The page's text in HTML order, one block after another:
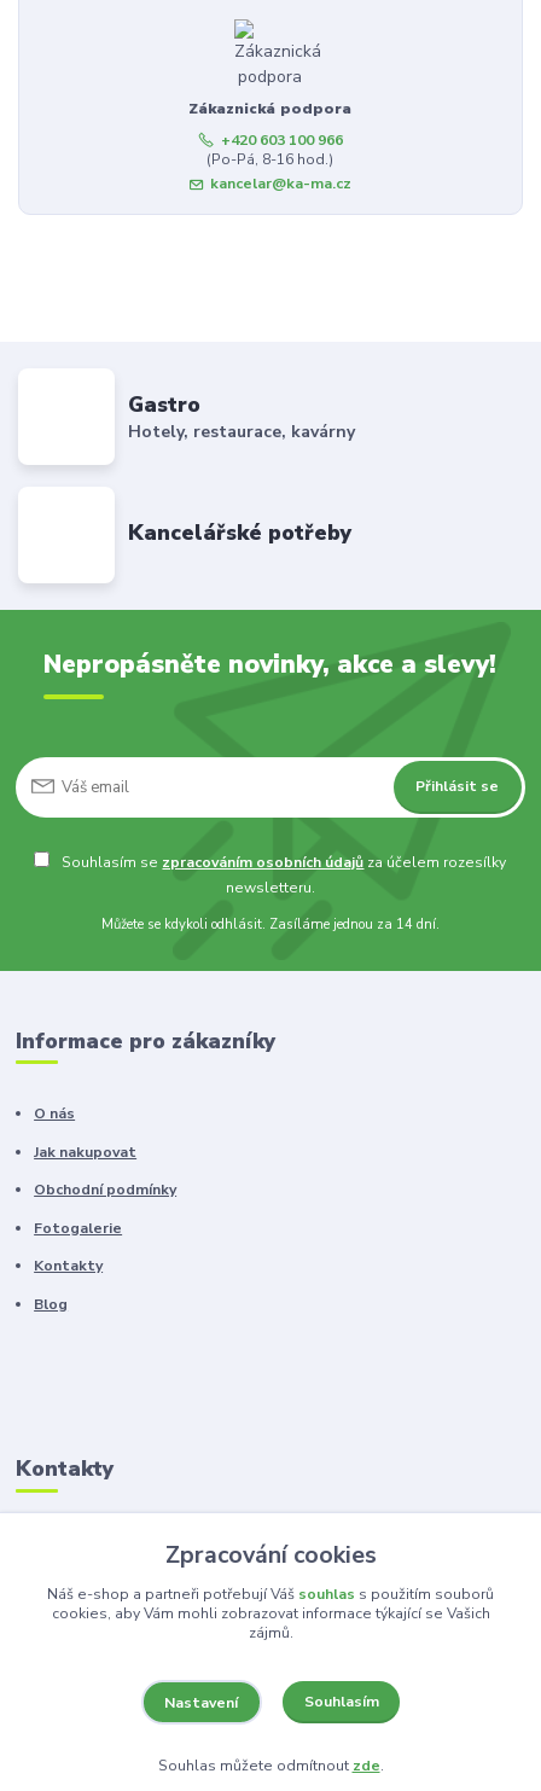
Zákaznická podpora
+420 603 100 966
(Po-Pá, 8-16 hod.)
kancelar@ka-ma.cz
Gastro
Hotely, restaurace, kavárny
Kancelářské potřeby
Nepropásněte novinky, akce a slevy!
Přihlásit se
Souhlasím se zpracováním osobních údajů za účelem rozesílky
newsletteru.
Můžete se kdykoli odhlásit. Zasíláme jednou za 14 dní.
Informace pro zákazníky
O nás
Jak nakupovat
Obchodní podmínky
Fotogalerie
Kontakty
Blog
Kontakty
Zákaznická podpora
+420 603 100 966
(Po-Pá, 8-16 hod.)
Vytvořeno na Eshop-rychle.cz
Zpracování cookies
Náš e-shop a partneři potřebují Váš souhlas s použitím souborů
cookies, aby Vám mohli zobrazovat informace týkající se Vašich
zájmů.
Nastavení Souhlasím
Souhlas můžete odmítnout zde.